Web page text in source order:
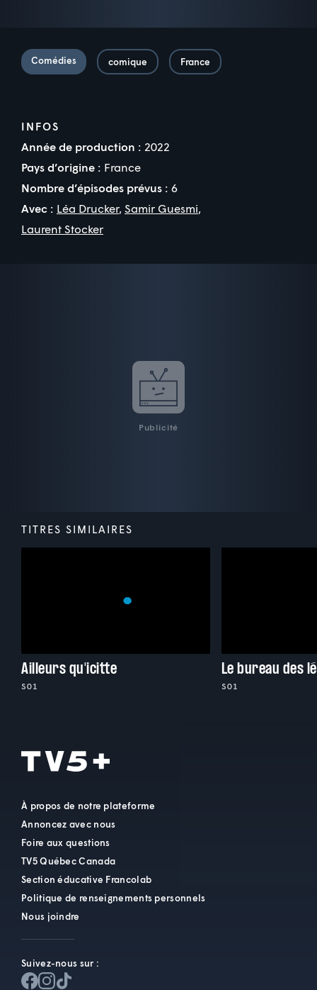
Comédies comique France
INFOS
Année de production : 2022
Pays d’origine : France
Nombre d’épisodes prévus : 6
Avec : Léa Drucker, Samir Guesmi,
Laurent Stocker
Publicité
TITRES SIMILAIRES
Ailleurs qu'icitte
S01
Le bureau des
S01
À propos de notre plateforme
Annoncez avec nous
Foire aux questions
TV5 Québec Canada
Section éducative Francolab
Politique de renseignements personnels
Nous joindre
Suivez-nous sur :